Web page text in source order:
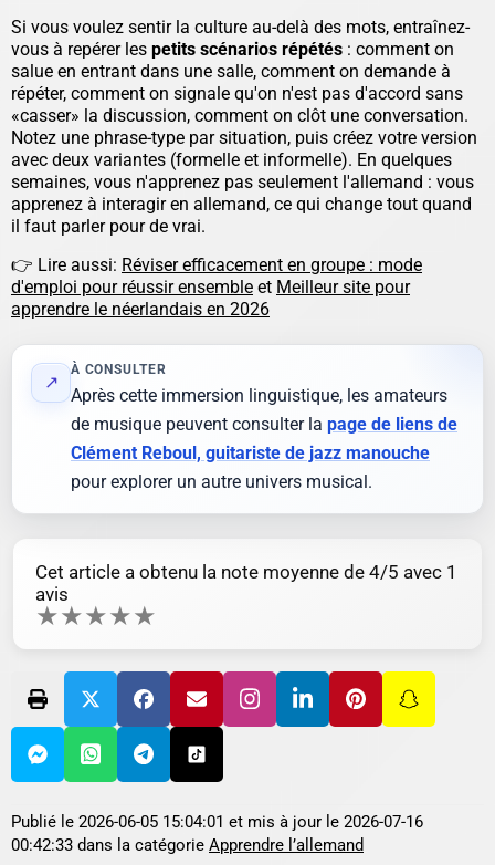
Si vous voulez sentir la culture au-delà des mots, entraînez-
vous à repérer les petits scénarios répétés : comment on
salue en entrant dans une salle, comment on demande à
répéter, comment on signale qu'on n'est pas d'accord sans
«casser» la discussion, comment on clôt une conversation.
Notez une phrase-type par situation, puis créez votre version
avec deux variantes (formelle et informelle). En quelques
semaines, vous n'apprenez pas seulement l'allemand : vous
apprenez à interagiren allemand, ce qui change tout quand
il faut parler pour de vrai.
👉 Lire aussi: Réviser efficacement en groupe : mode
d'emploi pour réussir ensemble et Meilleur site pour
apprendre le néerlandais en 2026
↗
À CONSULTER
Après cette immersion linguistique, les amateurs
de musique peuvent consulter la page de liens de
Clément Reboul, guitariste de jazz manouche
pour explorer un autre univers musical.
Cet article a obtenu la note moyenne de 4/5 avec 1
avis
★★★★★
Publié le 2026-06-05 15:04:01 et mis à jour le 2026-07-16
00:42:33 dans la catégorie Apprendre l’allemand